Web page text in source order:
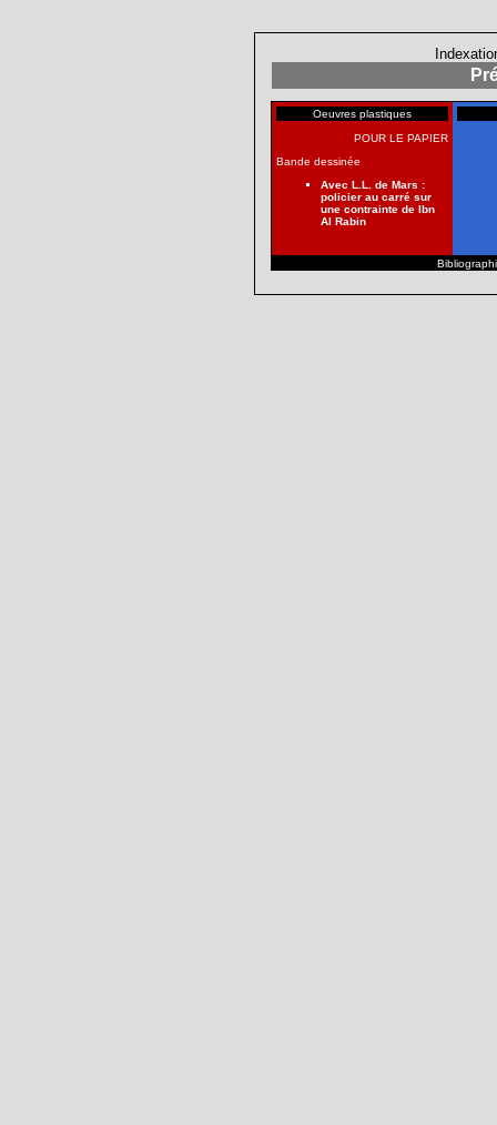
Oeuvres plastiques
POUR LE PAPIER
Bande dessinée
Avec L.L. de Mars :
policier au carré sur
une contrainte de Ibn
Al Rabin